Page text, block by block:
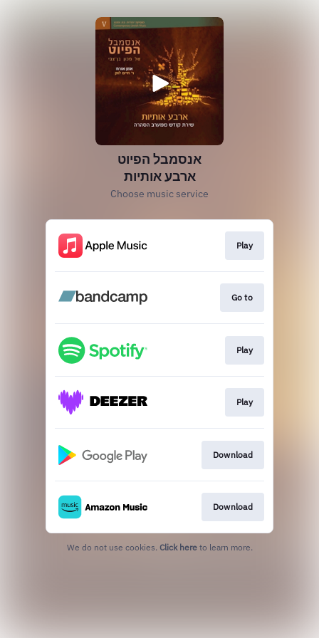
אנסמבל הפיוט
ארבע אותיות
Choose music service
Play
Go to
Play
Play
Download
Download
We do not use cookies. Click here to learn more.